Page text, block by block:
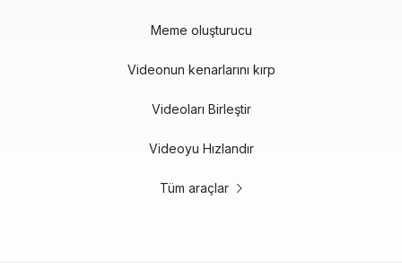
Meme oluşturucu
Videonun kenarlarını kırp
Videoları Birleştir
Videoyu Hızlandır
Tüm araçlar